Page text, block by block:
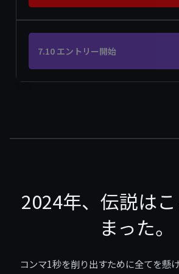
7.10 エントリー開始
2024年、伝説は
まった。
コンマ1秒を削り出すために全てを懸